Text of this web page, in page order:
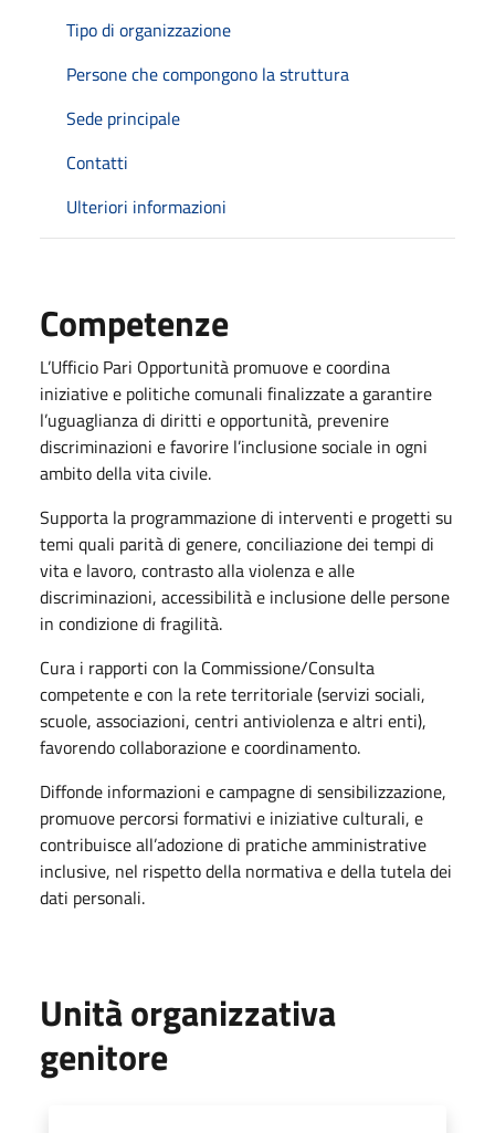
Tipo di organizzazione
Persone che compongono la struttura
Sede principale
Contatti
Ulteriori informazioni
Competenze
L’Ufficio Pari Opportunità promuove e coordina
iniziative e politiche comunali finalizzate a garantire
l’uguaglianza di diritti e opportunità, prevenire
discriminazioni e favorire l’inclusione sociale in ogni
ambito della vita civile.
Supporta la programmazione di interventi e progetti su
temi quali parità di genere, conciliazione dei tempi di
vita e lavoro, contrasto alla violenza e alle
discriminazioni, accessibilità e inclusione delle persone
in condizione di fragilità.
Cura i rapporti con la Commissione/Consulta
competente e con la rete territoriale (servizi sociali,
scuole, associazioni, centri antiviolenza e altri enti),
favorendo collaborazione e coordinamento.
Diffonde informazioni e campagne di sensibilizzazione,
promuove percorsi formativi e iniziative culturali, e
contribuisce all’adozione di pratiche amministrative
inclusive, nel rispetto della normativa e della tutela dei
dati personali.
Unità organizzativa
genitore